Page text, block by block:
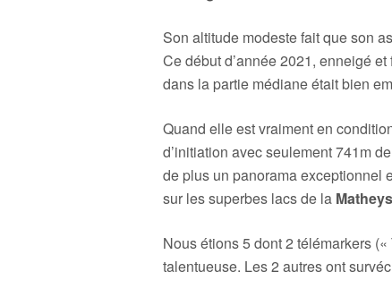
Son altitude modeste fait que son
Ce début d’année 2021, enneigé
dans la partie médiane était bien
Quand elle est vraiment en
d’initiation avec seulement 741m
de plus un panorama exceptionnel
sur les superbes lacs de la
Nous étions 5 dont 2 télémarkers
talentueuse. Les 2 autres ont